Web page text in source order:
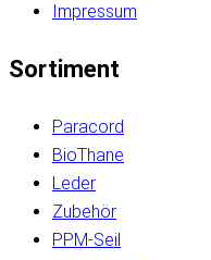
Impressum
Sortiment
Paracord
BioThane
Leder
Zubehör
PPM-Seil